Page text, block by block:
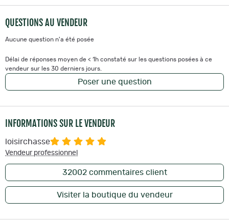
QUESTIONS AU VENDEUR
Aucune question n'a été posée
Délai de réponses moyen de < 1h constaté sur les questions posées à ce
vendeur sur les 30 derniers jours.
Poser une question
INFORMATIONS SUR LE VENDEUR
loisirchasse
Vendeur professionnel
32002commentaires client
Visiter la boutique du vendeur